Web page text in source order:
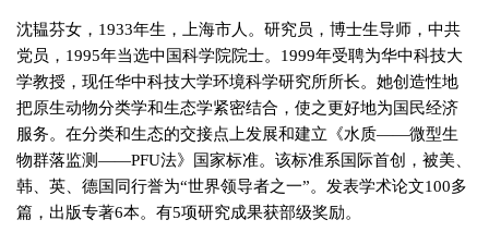
沈韫芬女， 1933年生，上海市人。研究员，博士生导师，中共
党员， 1995年当选中国科学院院士。 1999年受聘为华中科技大
学教授，现任华中科技大学环境科学研究所所长。她创造性地
把原生动物分类学和生态学紧密结合，使之更好地为国民经济
服务。在分类和生态的交接点上发展和建立《水质——微型生
物群落监测——PFU法》国家标准。该标准系国际首创，被美、
韩、英、德国同行誉为“世界领导者之一”。发表学术论文100多
篇，出版专著6本。有5项研究成果获部级奖励。